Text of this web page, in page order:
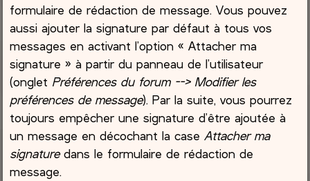
formulaire de rédaction de message. Vous pouvez
aussi ajouter la signature par défaut à tous vos
messages en activant l’option « Attacher ma
signature » à partir du panneau de l’utilisateur
(onglet Préférences du forum --> Modifier les
préférences de message). Par la suite, vous pourrez
toujours empêcher une signature d’être ajoutée à
un message en décochant la caseAttacher ma
signaturedans le formulaire de rédaction de
message.